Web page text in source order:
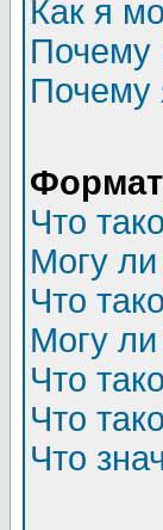
Как я
Почему
Почему
Что
Могу ли
Что
Могу ли
Что
Что
Что